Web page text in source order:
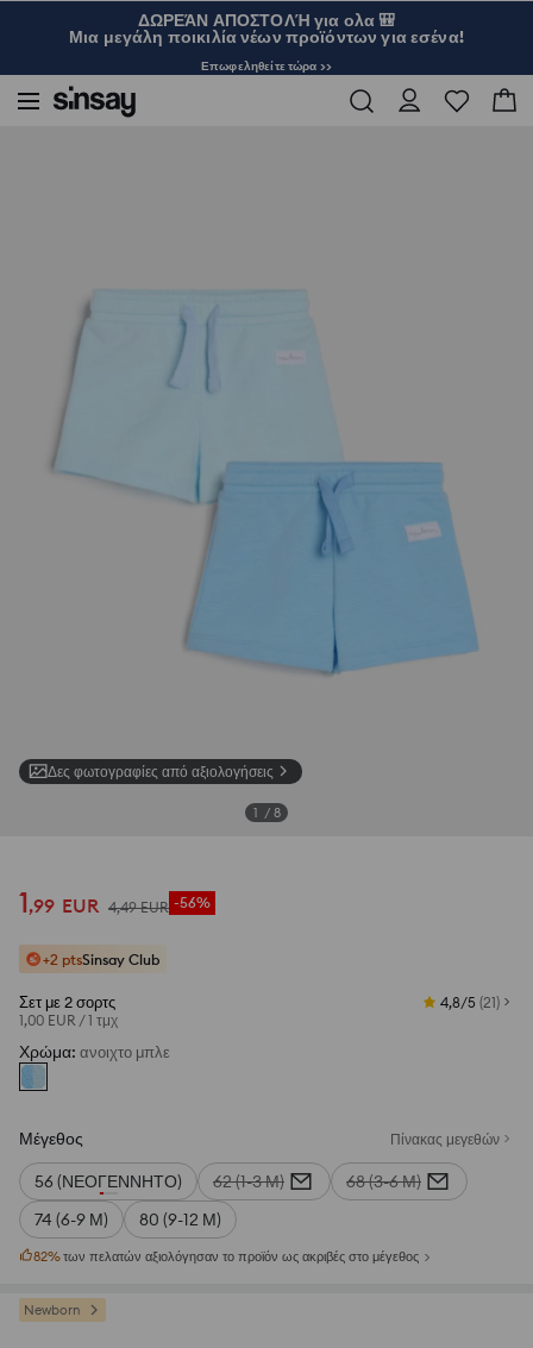
ΔΩΡΕΆΝ ΑΠΟΣΤΟΛΉ για ολα 🎒
Μια μεγάλη ποικιλία νέων προϊόντων για εσένα!
Επωφεληθείτε τώρα >>
Δες φωτογραφίες από αξιολογήσεις
1 / 8
1,99 EUR 4,49 EUR -56%
+2 ptsSinsay Club
Σετ με 2 σορτς
1,00 EUR /1 τμχ
4,8/5 (21)
Χρώμα: ανοιχτο μπλε
Μέγεθος Πίνακας μεγεθών
56 (ΝΕΟΓΈΝΝΗΤΟ) 62 (1-3 Μ)
68 (3-6 Μ)
74 (6-9 Μ)
80 (9-12 Μ)
82%των πελατών αξιολόγησαν το προϊόν ως ακριβές στο μέγεθος
Newborn